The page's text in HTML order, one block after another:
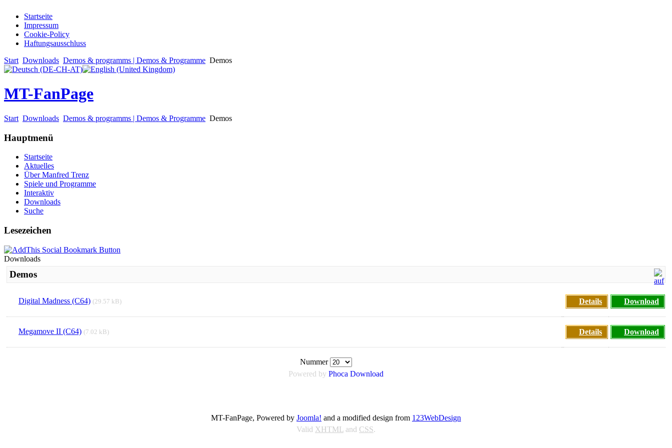
Startseite
Impressum
Cookie-Policy
Haftungsausschluss
Start Downloads Demos & programms | Demos & Programme Demos
MT-FanPage
Start Downloads Demos & programms | Demos & Programme Demos
Hauptmenü
Startseite
Aktuelles
Über Manfred Trenz
Spiele und Programme
Interaktiv
Downloads
Suche
Lesezeichen
Downloads
Demos
Digital Madness (C64) (29.57 kB) Details Download
Megamove II (C64) (7.02 kB) Details Download
Nummer
Powered by Phoca Download
MT-FanPage, Powered by Joomla! and a modified design from 123WebDesign
Valid XHTML and CSS.